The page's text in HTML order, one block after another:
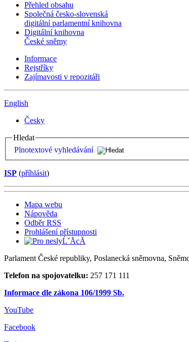
Přehled obsahu
Společná česko-slovenská
digitální parlamentní knihovna
Digitální knihovna
České sněmy
Informace
Rejstříky
Zajímavosti v repozitáři
English
Česky
Hledat
Plnotextové vyhledávání
ISP (příhlásit)
Mapa webu
Nápověda
Odběr RSS
Prohlášení přístupnosti
Parlament České republiky, Poslanecká sněmovna,
Telefon na spojovatelku: 257 171 111
Informace dle zákona 106/1999 Sb.
YouTube
Facebook